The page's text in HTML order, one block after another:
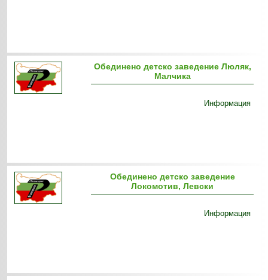
Обединено детско заведение Люляк,
Малчика
Информация
Обединено детско заведение
Локомотив, Левски
Информация